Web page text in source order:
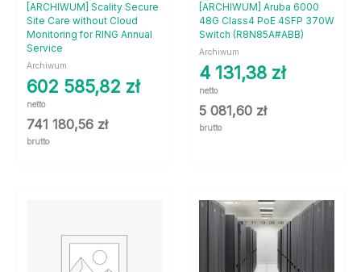
[ARCHIWUM] Scality Secure
Site Care without Cloud
Monitoring for RING Annual
Service
Archiwum
602 585,82 zł
netto
741 180,56 zł
brutto
[ARCHIWUM] Aruba 6000
48G Class4 PoE 4SFP 370W
Switch (R8N85A#ABB)
Archiwum
4 131,38 zł
netto
5 081,60 zł
brutto